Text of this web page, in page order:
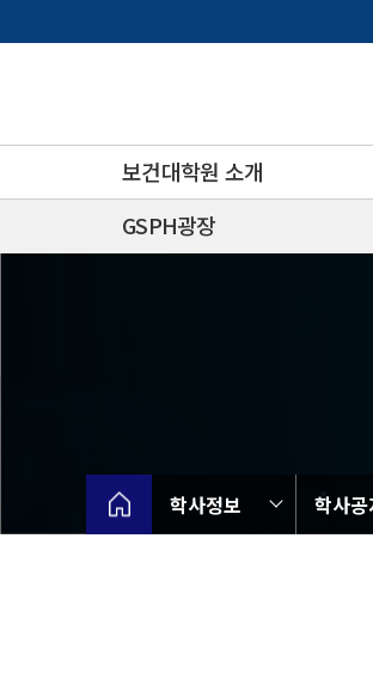
로
보건대학원 소개
GSPH광장
학사정보 학사공